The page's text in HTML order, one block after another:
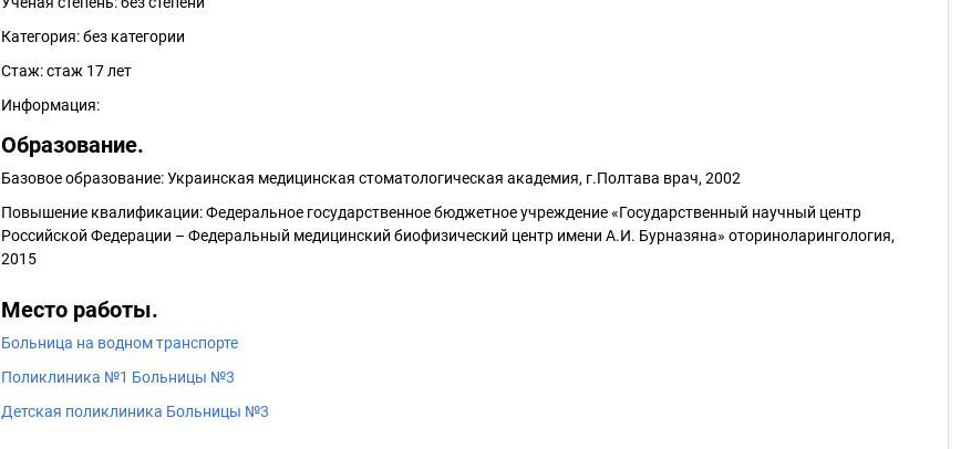
Категория:без категории
Стаж:стаж 17 лет
Информация:
Образование.
Базовое образование: Украинская медицинская стоматологическая академия, г.Полтава врач, 2002
Повышение квалификации: Федеральное государственное бюджетное учреждение «Государственный научный центр
Российской Федерации – Федеральный медицинский биофизический центр имени А.И. Бурназяна» оториноларингология,
2015
Место работы.
Больница на водном транспорте
Поликлиника №1 Больницы №3
Детская поликлиника Больницы №3